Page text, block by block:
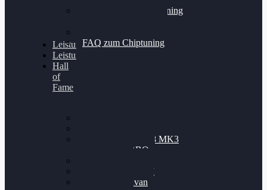
Professionelles Chiptuning
FAQ zum Chiptuning
Leistungsmessung
Leistungsprüfstand
Hall
of
Fame
Nissan GT-R35 3.8 MK3
V6 TWINTURBO
VW Passat 2.0TDI
VW T6 Multivan